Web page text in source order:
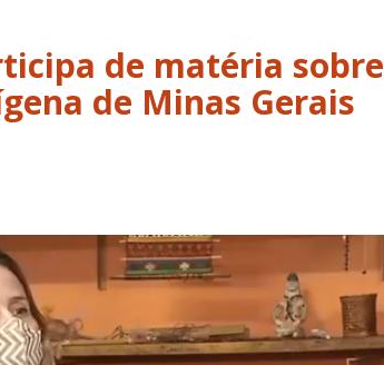
de matéria sobre
de Minas Gerais